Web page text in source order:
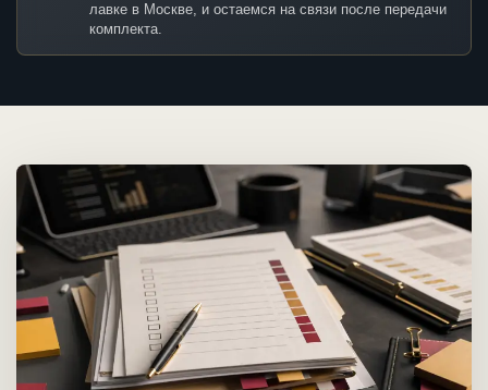
лавке в Москве, и остаемся на связи после передачи
комплекта.